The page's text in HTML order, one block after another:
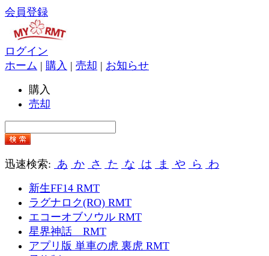
会員登録
ログイン
ホーム | 購入 | 売却 | お知らせ
購入
売却
迅速検索: あ か さ た な は ま や ら わ
新生FF14 RMT
ラグナロク(RO) RMT
エコーオブソウル RMT
星界神話 RMT
アプリ版 単車の虎 裏虎 RMT